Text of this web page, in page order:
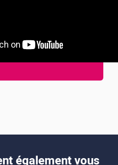
également vous